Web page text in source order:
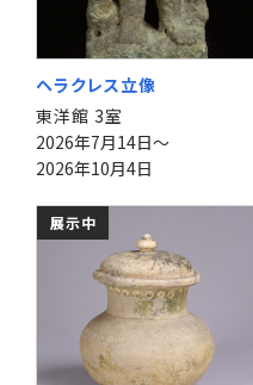
ヘラクレス立像
東洋館 3室
2026年7月14日～
2026年10月4日
展示中